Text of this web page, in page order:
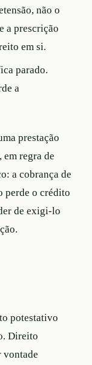
não o
a prescrição
em si.
parado.
a
prestação
regra de
a cobrança de
perde o crédito
de exigi-lo
potestativo
Direito
vontade